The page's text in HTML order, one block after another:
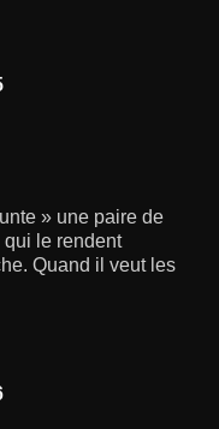
» une paire de
le rendent
Quand il veut les